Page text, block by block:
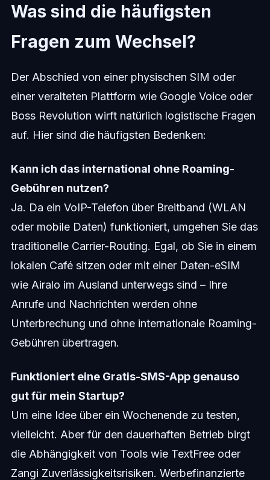
Was sind die häufigsten
Fragen zum Wechsel?
Der Abschied von einer physischen SIM oder
einer veralteten Plattform wie Google Voice oder
Boss Revolution wirft natürlich logistische Fragen
auf. Hier sind die häufigsten Bedenken:
Kann ich das international ohne Roaming-
Gebühren nutzen?
Ja. Da ein VoIP-Telefon über Breitband (WLAN
oder mobile Daten) funktioniert, umgehen Sie das
traditionelle Carrier-Routing. Egal, ob Sie in einem
lokalen Café sitzen oder mit einer Daten-eSIM
wie Airalo im Ausland unterwegs sind – Ihre
Anrufe und Nachrichten werden ohne
Unterbrechung und ohne internationale Roaming-
Gebühren übertragen.
Funktioniert eine Gratis-SMS-App genauso
gut für mein Startup?
Um eine Idee über ein Wochenende zu testen,
vielleicht. Aber für den dauerhaften Betrieb birgt
die Abhängigkeit von Tools wie TextFree oder
Zangi Zuverlässigkeitsrisiken. Werbefinanzierte